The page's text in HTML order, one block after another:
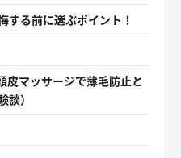
する前に選ぶポイント！
皮マッサージで薄毛防止と
談）